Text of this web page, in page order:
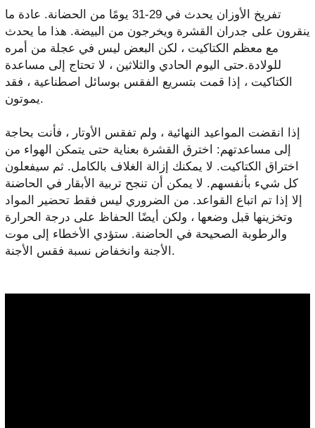
تفريخ الأوزان يحدث في 29-31 يومًا من الحضانة. عادة ما
ينقرون على جدران القشرة ويخرجون من البيضة. هذا ما يحدث
مع معظم الكتاكيت ، لكن البعض ليس في عجلة من أمره
للولادة.حتى اليوم الحادي والثلاثين ، لا تحتاج إلى مساعدة
الكتاكيت ، إذا قمت بتسريع الفقس بوسائل اصطناعية ، فقد
يموتون.
إذا انقضت المواعيد النهائية ، ولم تفقس الأوتار ، فأنت بحاجة
إلى مساعدتهم: اخترق القشرة بعناية حتى يتمكن الهواء من
اختراق الكتاكيت. لا يمكنك إزالة الغلاف بالكامل. ثم سيفعلون
كل شيء بأنفسهم. لا يمكن أن تنجح تربية الأبقار في الحاضنة
إلا إذا تم اتباع القواعد. من الضروري ليس فقط تحضير المواد
وتخزينها قبل وضعها ، ولكن أيضًا الحفاظ على درجة الحرارة
والرطوبة الصحيحة في الحاضنة. ستؤدي الأخطاء إلى موت
الأجنة وانخفاض نسبة فقس الأجنة.